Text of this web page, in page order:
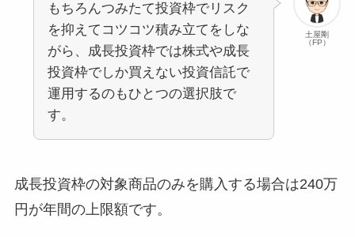
土屋剛
（FP）
もちろんつみたて投資枠でリスク
を抑えてコツコツ積み立てをしな
がら、成長投資枠では株式や成長
投資枠でしか買えない投資信託で
運用するのもひとつの選択肢で
す。
成長投資枠の対象商品のみを購入する場合は240万
円が年間の上限額です。